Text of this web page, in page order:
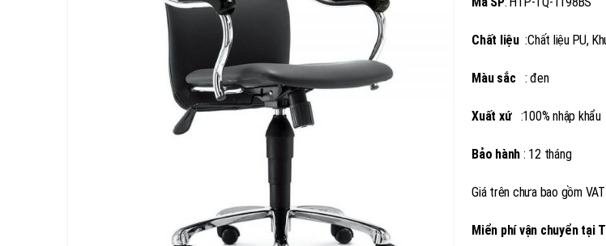
Chất liệu:Chất liệu PU,
Màu sắc : đen
Xuất xứ :100% nhập khẩu
Bảo hành : 12 tháng
Giá trên chưa bao gồm VAT
Miển phí vận chuyển tại